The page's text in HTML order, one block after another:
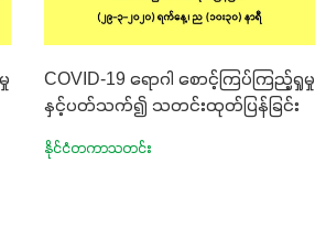
COVID-19 ရောဂါ စောင့်ကြပ်ကြည့်ရှုမှု
နှင့်ပတ်သက်၍ သတင်းထုတ်ပြန်ခြင်း
နိုင်ငံတကာသတင်း